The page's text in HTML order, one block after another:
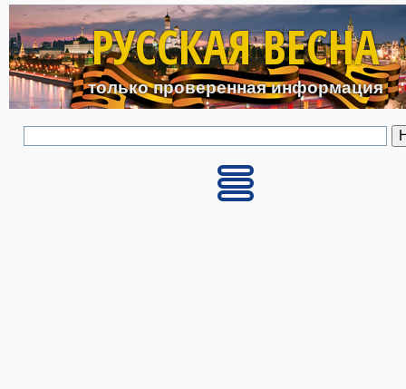
Перейти к основному
РУССКАЯ ВЕСНА
только проверенная информация